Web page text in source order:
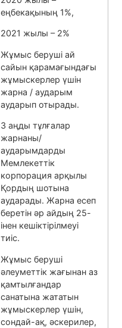
еңбекақының 1%,
2021 жылы – 2%
Жұмыс беруші ай
сайын қарамағындағы
жұмыскерлер үшін
жарна / аударым
аударып отырады.
З аңды тұлғалар
жарнаны/
аударымдарды
Мемлекеттік
корпорация арқылы
Қордың шотына
аударады. Жарна есеп
беретін әр айдың 25-
інен кешіктірілмеуі
тиіс.
Жұмыс беруші
әлеуметтік жағынан аз
қамтылғандар
санатына жататын
жұмыскерлер үшін,
сондай-ақ, әскерилер,